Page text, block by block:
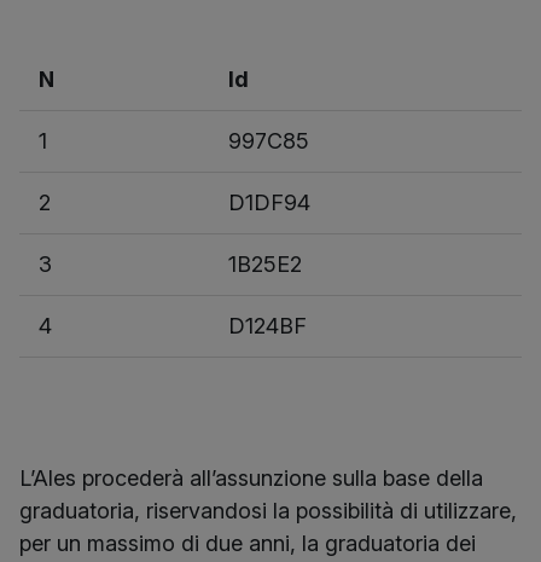
N Id
1 997C85
2 D1DF94
3 1B25E2
4 D124BF
L’Ales procederà all’assunzione sulla base della
graduatoria, riservandosi la possibilità di utilizzare,
per un massimo di due anni, la graduatoria dei